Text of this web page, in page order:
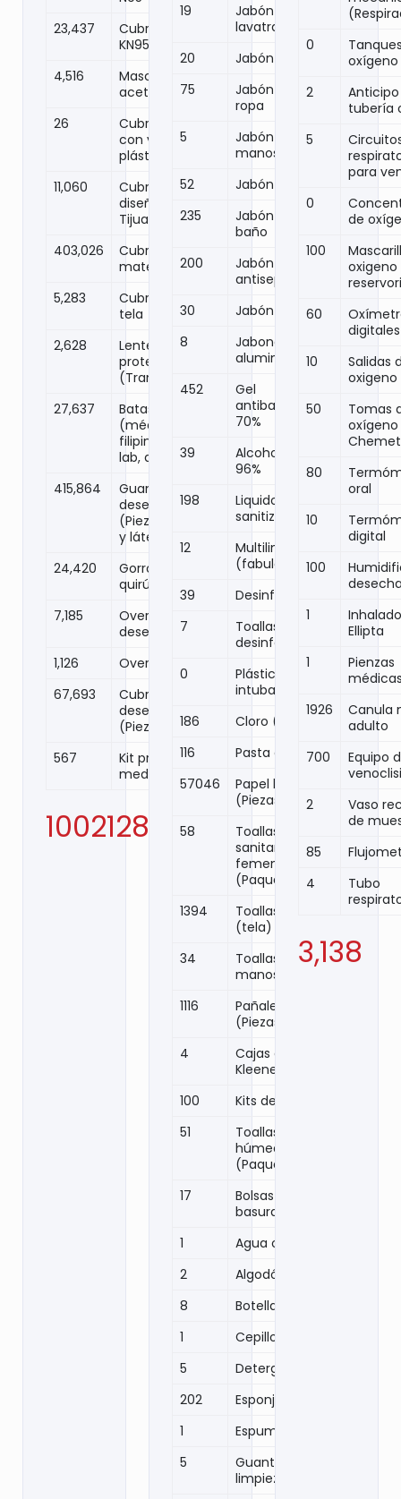
23,437
Cubrebocas
KN95
4,516
Mascarillas de
acetato
26
Cubrebocas
con visor de
plástico
11,060
Cubreboca
diseño Apoyo a
Tijuana
403,026
Cubrebocas
material fieltro
5,283
Cubrebocas
tela
2,628
Lentes
protector
(Transparente)
27,637
Batas
(médicas,
filipinas, tela,
lab, quirurgica)
415,864
Guantes
desechables
(Piezas) (Nitrilo
y látex)
24,420
Gorros
quirúrgicos
7,185
Overoles
desechables
1,126
Overoles Tyvek
67,693
Cubre zapatos
desechables
(Piezas)
567
Kit protección
medica
1002128
19
Jabón
lavatrastes
20
Jabón líquido
75
Jabón para
ropa
5
Jabón para
manos
52
Jabón cuerpo
235
Jabón para
baño
200
Jabón
antiseptico
30
Jabón en polvo
8
Jabonera de
aluminio
452
Gel
antibacterial al
70%
39
Alcohol etílico
96%
198
Liquido
sanitizante
12
Multilimpiadores
(fabuloso)
39
Desinfectantes
7
Toallas
desinfectantes
0
Plástico para
intubación
186
Cloro (Botes)
116
Pasta dental
57046
Papel higiénico
(Piezas)
58
Toallas
sanitarias
femeninas
(Paquetes)
1394
Toallas de baño
(tela)
34
Toallas papel
manos
1116
Pañales
(Piezas)
4
Cajas de
Kleenex
100
Kits de higiene
51
Toallas
húmedas
(Paquetes)
17
Bolsas para
basura
1
Agua oxigenada
2
Algodón
8
Botella de pinol
1
Cepillo dental
5
Detergente
202
Esponjas
1
Espuma afeitar
5
Guante látex
limpieza
0
oxígeno
2
tubería
5
para
0
de
100
60
digitales
10
Salidas
oxigeno
50
Tomas
80
oral
10
digital
100
1
Ellipta
1
Pienzas
1926
Canula
adulto
700
Equipo
2
Vaso
de
85
4
Tubo
3,138